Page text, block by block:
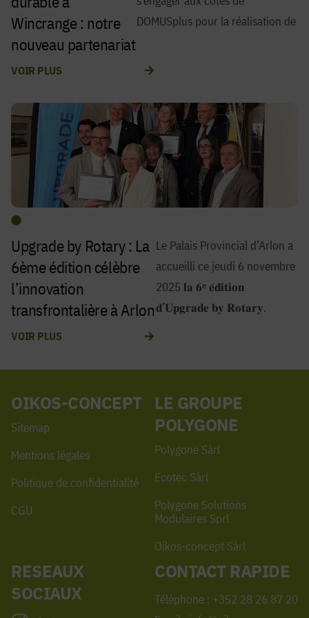
Wincrange : notre
nouveau partenariat
avec DOMUSplus
DOMUSplus pour la réalisation de
VOIR PLUS
Upgrade by Rotary : La
6ème édition célèbre
l’innovation
transfrontalière à Arlon
Le Palais Provincial d’Arlon a
accueilli ce jeudi 6 novembre
2025 𝐥𝐚 𝟔ᵉ 𝐞́𝐝𝐢𝐭𝐢𝐨𝐧
𝐝’𝐔𝐩𝐠𝐫𝐚𝐝𝐞 𝐛𝐲 𝐑𝐨𝐭𝐚𝐫𝐲.
VOIR PLUS
OIKOS-CONCEPT
Sitemap
Mentions légales
Politique de confidentialité
CGU
LE GROUPE
POLYGONE
Polygone Sàrl
Ecotec Sàrl
Polygone Solutions
Modulaires Sprl
Oikos-concept Sàrl
RESEAUX
SOCIAUX
CONTACT RAPIDE
Téléphone : +352 28 26 87 20